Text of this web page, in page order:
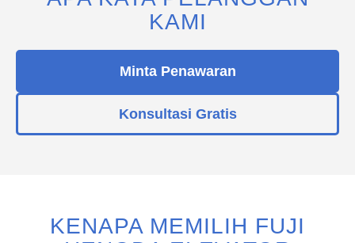
KAMI
Minta Penawaran
Konsultasi Gratis
KENAPA MEMILIH FUJI